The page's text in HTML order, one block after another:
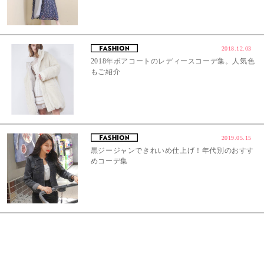
2018.12.03
2018年ボアコートのレディースコーデ集。人気色
もご紹介
2019.05.15
黒ジージャンできれいめ仕上げ！年代別のおすす
めコーデ集